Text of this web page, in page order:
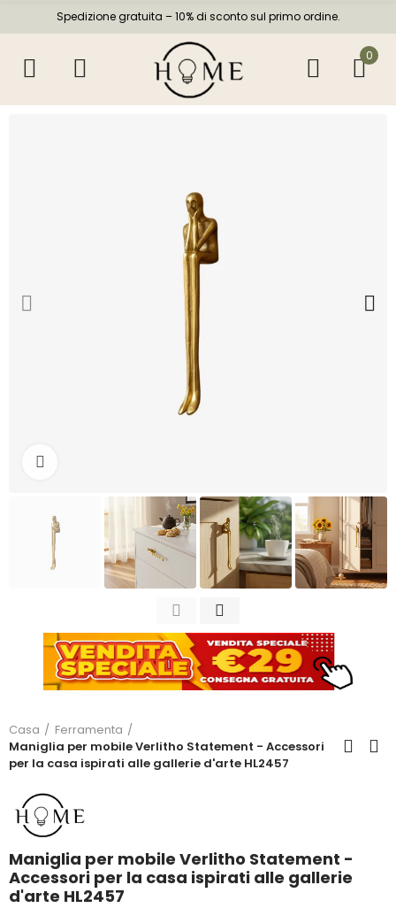
Spedizione gratuita – 10% di sconto sul primo ordine.
0
Casa
Ferramenta
Maniglia per mobile Verlitho Statement - Accessori
per la casa ispirati alle gallerie d'arte HL2457
Maniglia per mobile Verlitho Statement -
Accessori per la casa ispirati alle gallerie
d'arte HL2457